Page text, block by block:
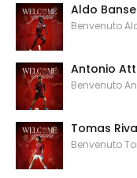
Aldo
Benvenuto
Antonio
Benvenuto
Tomas
Benvenuto